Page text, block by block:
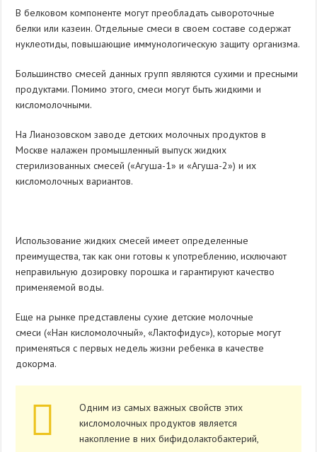
В белковом компоненте могут преобладать сывороточные
белки или казеин. Отдельные смеси в своем составе содержат
нуклеотиды, повышающие иммунологическую защиту организма.
Большинство смесей данных групп являются сухими и пресными
продуктами. Помимо этого, смеси могут быть жидкими и
кисломолочными.
На Лианозовском заводе детских молочных продуктов в
Москве налажен промышленный выпуск жидких
стерилизованных смесей («Агуша-1» и «Агуша-2») и их
кисломолочных вариантов.
Использование жидких смесей имеет определенные
преимущества, так как они готовы к употреблению, исключают
неправильную дозировку порошка и гарантируют качество
применяемой воды.
Еще на рынке представлены сухие детские молочные
смеси («Нан кисломолочный», «Лактофидус»), которые могут
применяться с первых недель жизни ребенка в качестве
докорма.
Одним из самых важных свойств этих
кисломолочных продуктов является
накопление в них бифидолактобактерий,